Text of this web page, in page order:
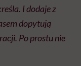
I dodaje z
dopytują
Po prostu nie